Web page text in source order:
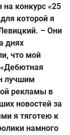
конкурс «25
которой я
– Они
днях
что мой
лучшим
рекламы в
новостей за
я тяготею к
намного